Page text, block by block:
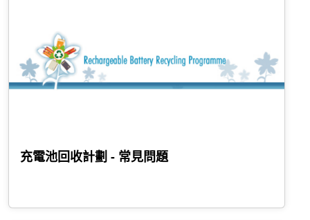
充電池回收計劃 - 常見問題